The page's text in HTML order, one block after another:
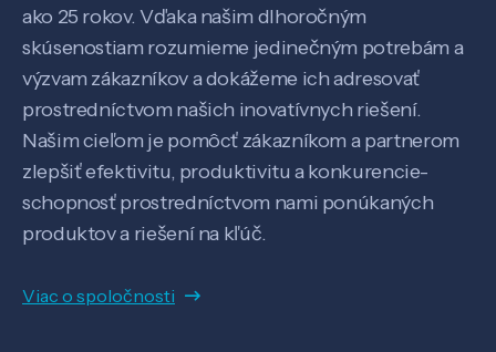
ako 25 rokov. Vďaka našim dlhoročným
skúsenostiam rozumieme jedinečným potrebám a
výzvam zákazníkov a dokážeme ich adresovať
prostredníctvom našich inovatívnych riešení.
Našim cieľom je pomôcť zákazníkom a partnerom
zlepšiť efektivitu, produktivitu a konkurencie-
schopnosť prostredníctvom nami ponúkaných
produktov a riešení na kľúč.
Viac o spoločnosti